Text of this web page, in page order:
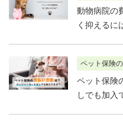
動物病院の
く抑えるに
ペット保険
ペット保険
しでも加入